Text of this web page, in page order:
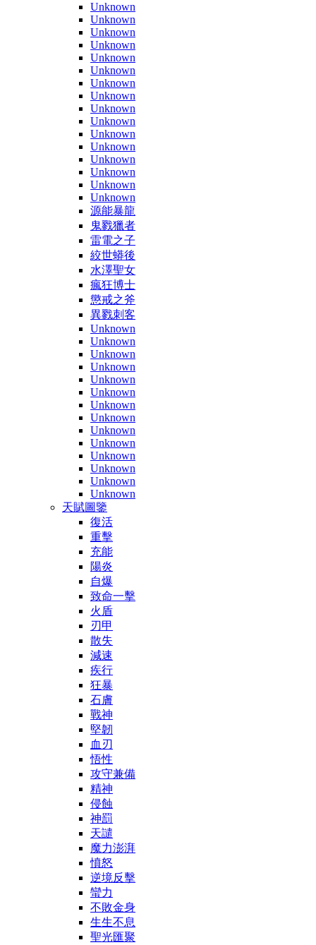
Unknown
Unknown
Unknown
Unknown
Unknown
Unknown
Unknown
Unknown
Unknown
Unknown
Unknown
Unknown
Unknown
Unknown
Unknown
Unknown
源能暴龍
鬼戮獵者
雷電之子
絞世蟒後
水澤聖女
瘋狂博士
懲戒之斧
異戮刺客
Unknown
Unknown
Unknown
Unknown
Unknown
Unknown
Unknown
Unknown
Unknown
Unknown
Unknown
Unknown
Unknown
Unknown
天賦圖鑒
復活
重擊
充能
陽炎
自爆
致命一擊
火盾
刃甲
散失
減速
疾行
狂暴
石膚
戰神
堅韌
血刃
悟性
攻守兼備
精神
侵蝕
神罰
天譴
魔力澎湃
憤怒
逆境反擊
蠻力
不敗金身
生生不息
聖光匯聚